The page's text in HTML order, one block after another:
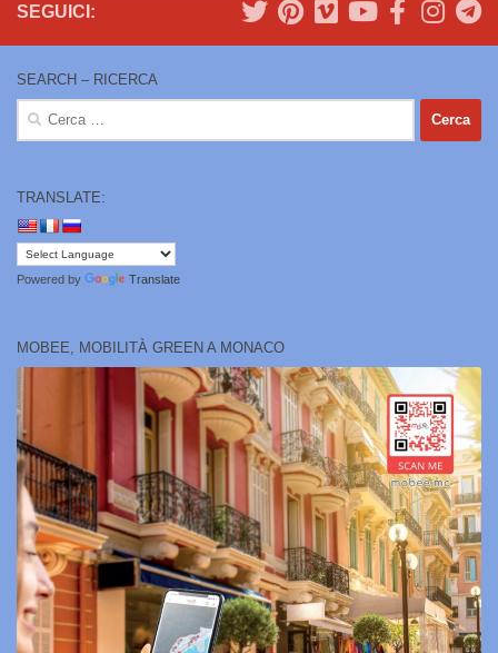
SEGUICI:
SEARCH – RICERCA
Ricerca
TRANSLATE:
Powered by Translate
MOBEE, MOBILITÀ GREEN A MONACO